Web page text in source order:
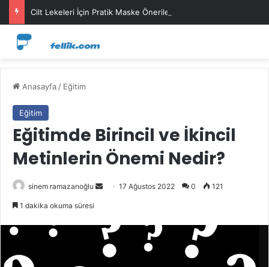
Cilt Lekeleri İçin Pratik Maske Önerileri
Anasayfa / Eğitim
Eğitim
Eğitimde Birincil ve İkincil
Metinlerin Önemi Nedir?
sinem ramazanoğlu
Bir
göndermek
17 Ağustos 2022 0 121
1 dakika okuma süresi